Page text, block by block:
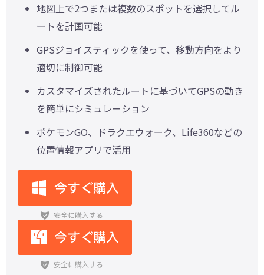
地図上で2つまたは複数のスポットを選択してル
ートを計画可能
GPSジョイスティックを使って、移動方向をより
適切に制御可能
カスタマイズされたルートに基づいてGPSの動き
を簡単にシミュレーション
ポケモンGO、ドラクエウォーク、Life360などの
位置情報アプリで活用